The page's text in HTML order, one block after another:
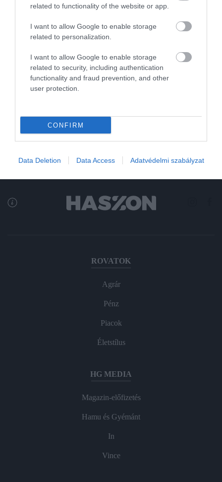
related to functionality of the website or app.
I want to allow Google to enable storage
related to personalization.
I want to allow Google to enable storage
related to security, including authentication
functionality and fraud prevention, and other
user protection.
CONFIRM
Data Deletion Data Access Adatvédelmi szabályzat
Ekkor jön augusztusban a nyugdíj és a családi
Augusztus 12-én érkezik a nyugdíj ebben a hónapban. Családi
pótlék pedig kétszer is. A júliusi augusztus 4-én, míg az augusztusi
augusztus 24-én. És jön az érintetteknek a most bevezetett…
ROVATOK
Agrár
Pénz
Piacok
Életstílus
HG MEDIA
Magazin-előfizetés
Hamu és Gyémánt
In
Vince